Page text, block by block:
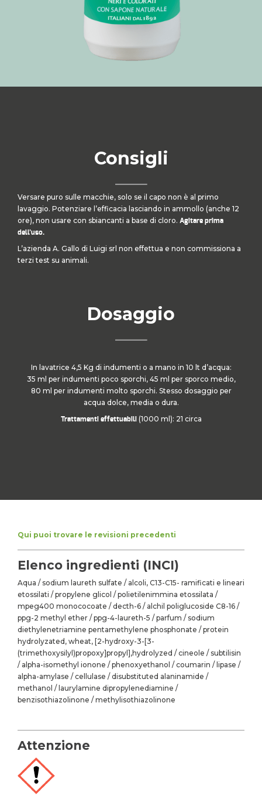
Consigli
Versare puro sulle macchie, solo se il capo non è al primo
lavaggio. Potenziare l’efficacia lasciando in ammollo (anche 12
ore), non usare con sbiancanti a base di cloro. Agitare prima
dell’uso.
L’azienda A. Gallo di Luigi srl non effettua e non commissiona a
terzi test su animali.
Dosaggio
In lavatrice 4,5 Kg di indumenti o a mano in 10 lt d’acqua:
35 ml per indumenti poco sporchi, 45 ml per sporco medio,
80 ml per indumenti molto sporchi. Stesso dosaggio per
acqua dolce, media o dura.
Trattamenti effettuabili (1000 ml): 21 circa
Qui puoi trovare le revisioni precedenti
Elenco ingredienti (INCI)
Aqua / sodium laureth sulfate / alcoli, C13-C15- ramificati e lineari
etossilati / propylene glicol / polietilenimmina etossilata /
mpeg400 monococoate / decth-6 / alchil poliglucoside C8-16 /
ppg-2 methyl ether / ppg-4-laureth-5 / parfum / sodium
diethylenetriamine pentamethylene phosphonate / protein
hydrolyzated, wheat, [2-hydroxy-3-[3-
(trimethoxysilyl)propoxy]propyl],hydrolyzed / cineole / subtilisin
/ alpha-isomethyl ionone / phenoxyethanol / coumarin / lipase /
alpha-amylase / cellulase / disubstituted alaninamide /
methanol / laurylamine dipropylenediamine /
benzisothiazolinone / methylisothiazolinone
Attenzione